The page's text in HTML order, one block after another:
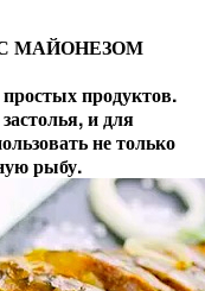
МАЙОНЕЗОМ
продуктов.
и для
не только
рыбу.